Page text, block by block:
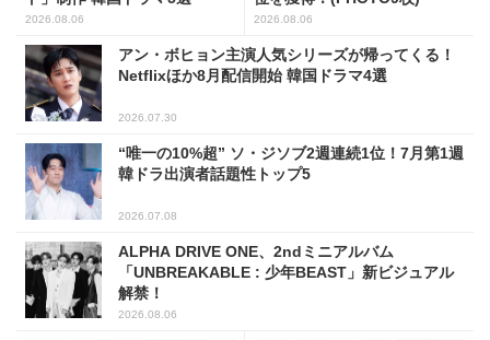
2026.08.06 2026.08.06
アン・ボヒョン主演人気シリーズが帰ってくる！
Netflixほか8月配信開始 韓国ドラマ4選
2026.07.30
“唯一の10%超” ソ・ジソブ2週連続1位！7月第1週
韓ドラ出演者話題性トップ5
2026.07.08
ALPHA DRIVE ONE、2ndミニアルバム
「UNBREAKABLE : 少年BEAST」新ビジュアル
解禁！
2026.08.06